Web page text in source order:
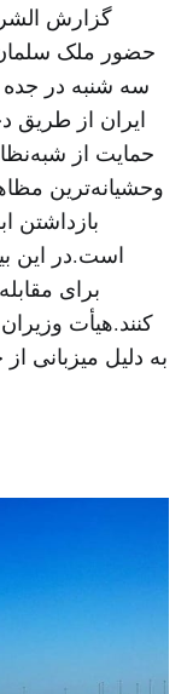
گزارش
حضور ملک سلمان
سه شنبه در جده
ایران از طریق
حمایت از
وحشیانه‌ترین
بازداشتن
است.در این
برای
کنند.هیأت
به دلیل میزبانی